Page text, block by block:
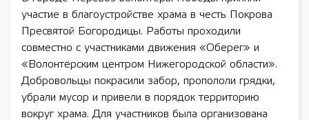
участие в благоустройстве храма в честь Покрова
Пресвятой Богородицы. Работы проходили
совместно с участниками движения «Оберег» и
«Волонтёрским центром Нижегородской области».
Добровольцы покрасили забор, пропололи грядки,
убрали мусор и привели в порядок территорию
вокруг храма. Для участников была организована